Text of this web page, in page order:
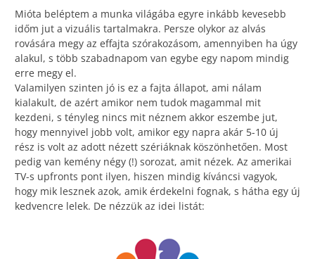
Mióta beléptem a munka világába egyre inkább kevesebb
időm jut a vizuális tartalmakra. Persze olykor az alvás
rovására megy az effajta szórakozásom, amennyiben ha úgy
alakul, s több szabadnapom van egybe egy napom mindig
erre megy el.
Valamilyen szinten jó is ez a fajta állapot, ami nálam
kialakult, de azért amikor nem tudok magammal mit
kezdeni, s tényleg nincs mit néznem akkor eszembe jut,
hogy mennyivel jobb volt, amikor egy napra akár 5-10 új
rész is volt az adott nézett szériáknak köszönhetően. Most
pedig van kemény négy (!) sorozat, amit nézek. Az amerikai
TV-s upfronts pont ilyen, hiszen mindig kíváncsi vagyok,
hogy mik lesznek azok, amik érdekelni fognak, s hátha egy új
kedvencre lelek. De nézzük az idei listát: